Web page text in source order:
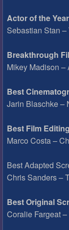
Actor of the
Sebastian Stan
Breakthrough
Mikey Madison –
Best
Jarin Blaschke –
Best Film Editing
Marco Costa –
Best Adapted
Chris Sanders –
Best Original
Coralie Fargeat